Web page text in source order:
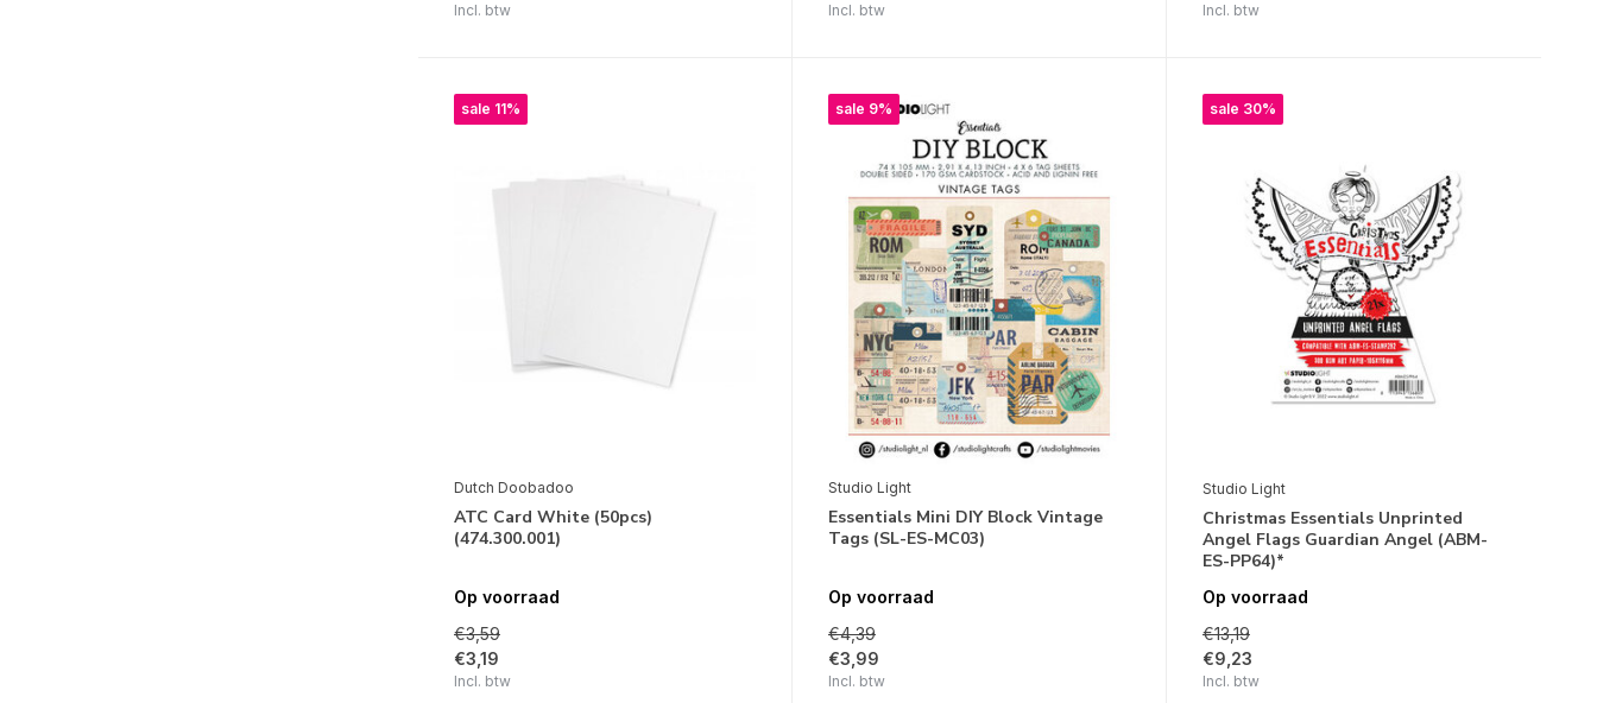
Incl. btw Incl. btw Incl. btw
sale 11%
Dutch Doobadoo
ATC Card White (50pcs)
(474.300.001)
Op voorraad
€3,59
€3,19
Incl. btw
sale 9%
Studio Light
Essentials Mini DIY Block Vintage
Tags (SL-ES-MC03)
Op voorraad
€4,39
€3,99
Incl. btw
sale 30%
Studio Light
Christmas Essentials Unprinted
Angel Flags Guardian Angel (ABM-
ES-PP64)*
Op voorraad
€13,19
€9,23
Incl. btw